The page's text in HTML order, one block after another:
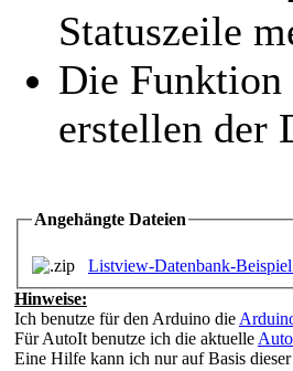
Statuszeile
Die
erstellen der
Angehängte Dateien
Listview-Datenbank-
Hinweise:
Ich benutze für den Arduino die
Für AutoIt benutze ich die aktuelle
Eine Hilfe kann ich nur auf Basis